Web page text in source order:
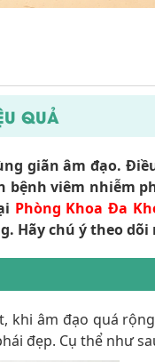
QUẢ
giãn âm đạo.
bệnh viêm nhiễm
Phòng Khoa Đa
Hãy chú ý theo dõi
khi âm đạo quá
đẹp. Cụ thể như